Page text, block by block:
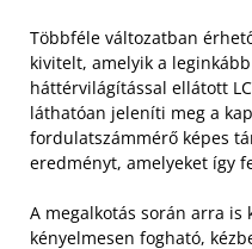
Többféle változatban
kivitelt, amelyik a
háttérvilágítással ellátott
láthatóan jeleníti meg a
fordulatszámmérő képes
eredményt, amelyeket így
A megalkotás során arra is
kényelmesen fogható,